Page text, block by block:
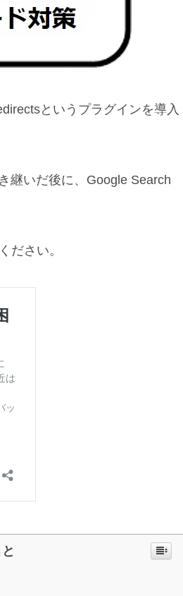
というプラグインを導入
継いだ後に、Google Search
ださい。